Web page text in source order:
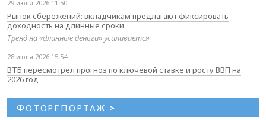
29 июля 2026 11:50
Рынок сбережений: вкладчикам предлагают фиксировать
доходность на длинные сроки
Тренд на «длинные деньги» усиливается
28 июля 2026 15:54
ВТБ пересмотрел прогноз по ключевой ставке и росту ВВП на
2026 год
ФОТОРЕПОРТАЖ >